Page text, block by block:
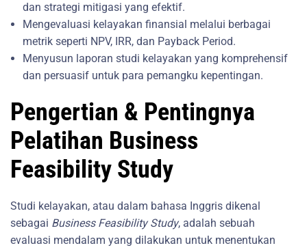
dan strategi mitigasi yang efektif.
Mengevaluasi kelayakan finansial melalui berbagai
metrik seperti NPV, IRR, dan Payback Period.
Menyusun laporan studi kelayakan yang komprehensif
dan persuasif untuk para pemangku kepentingan.
Pengertian & Pentingnya
Pelatihan Business
Feasibility Study
Studi kelayakan, atau dalam bahasa Inggris dikenal
sebagai Business Feasibility Study, adalah sebuah
evaluasi mendalam yang dilakukan untuk menentukan